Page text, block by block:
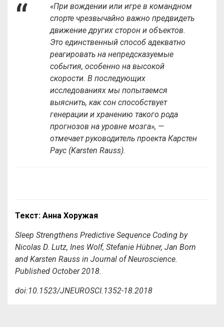
«При вождении или игре в командном
спорте чрезвычайно важно предвидеть
движение других сторон и объектов.
Это единственный способ адекватно
реагировать на непредсказуемые
события, особенно на высокой
скорости. В последующих
исследованиях мы попытаемся
выяснить, как сон способствует
генерации и хранению такого рода
прогнозов на уровне мозга», —
отмечает руководитель проекта Карстен
Раус (Karsten Rauss).
Текст: Анна Хоружая
Sleep Strengthens Predictive Sequence Coding by
Nicolas D. Lutz, Ines Wolf, Stefanie Hübner, Jan Born
and Karsten Rauss in Journal of Neuroscience.
Published October 2018.
doi:10.1523/JNEUROSCI.1352-18.2018